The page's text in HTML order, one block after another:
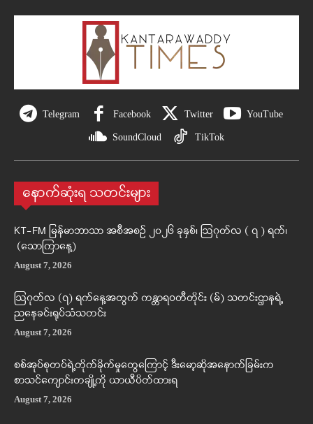
Telegram Facebook Twitter YouTube
SoundCloud TikTok
နောက်ဆုံးရ သတင်းများ
KT-FM မြန်မာဘာသာ အစီအစဉ် ၂၀၂၆ ခုနှစ်၊ ဩဂုတ်လ ( ၇ ) ရက်၊
(သောကြာနေ့)
August 7, 2026
ဩဂုတ်လ (၇) ရက်နေ့အတွက် ကန္တာရဝတီတိုင်း (မ်) သတင်းဌာနရဲ့
ညနေခင်းရုပ်သံသတင်း
August 7, 2026
စစ်အုပ်စုတပ်ရဲ့တိုက်ခိုက်မှုတွေကြောင့် ဒီးမော့ဆိုအနောက်ခြမ်းက
စာသင်ကျောင်းတချို့ကို ယာယီပိတ်ထားရ
August 7, 2026